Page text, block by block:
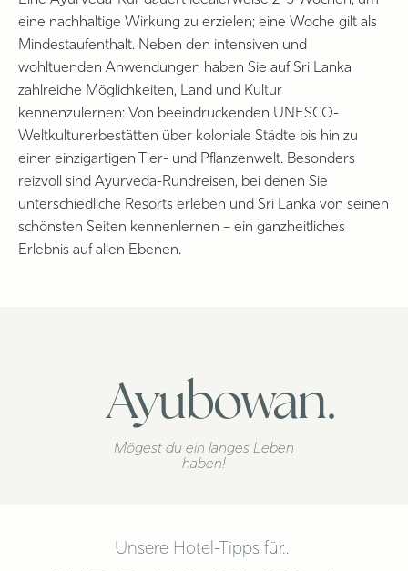
eine nachhaltige Wirkung zu erzielen; eine Woche gilt als
Mindestaufenthalt. Neben den intensiven und
wohltuenden Anwendungen haben Sie auf Sri Lanka
zahlreiche Möglichkeiten, Land und Kultur
kennenzulernen: Von beeindruckenden UNESCO-
Weltkulturerbestätten über koloniale Städte bis hin zu
einer einzigartigen Tier- und Pflanzenwelt. Besonders
reizvoll sind Ayurveda-Rundreisen, bei denen Sie
unterschiedliche Resorts erleben und Sri Lanka von seinen
schönsten Seiten kennenlernen – ein ganzheitliches
Erlebnis auf allen Ebenen.
Ayubowan.
Mögest du ein langes Leben
haben!​
Unsere Hotel-Tipps für…